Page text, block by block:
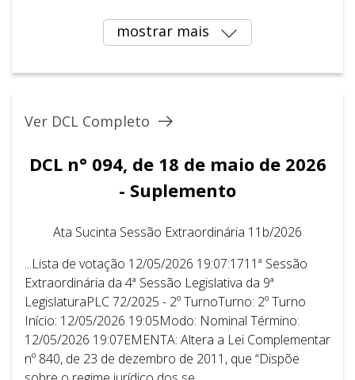
mostrar mais
Ver DCL Completo
DCL n° 094, de 18 de maio de 2026
- Suplemento
Ata Sucinta Sessão Extraordinária 11b/2026
...Lista de votação 12/05/2026 19:07:1711ª Sessão
Extraordinária da 4ª Sessão Legislativa da 9ª
LegislaturaPLC 72/2025 - 2º TurnoTurno: 2º Turno
Início: 12/05/2026 19:05Modo: Nominal Término:
12/05/2026 19:07EMENTA: Altera a Lei Complementar
nº 840, de 23 de dezembro de 2011, que “Dispõe